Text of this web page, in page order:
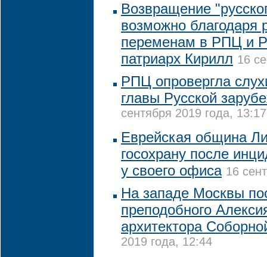
Возвращение
возможно благодаря
переменам в РПЦ и
патриарх Кирилл 16
РПЦ опровергла
главы Русской
сентября 2019 года, 13:17
Еврейская община
госохрану после
у своего офиса 16
На западе Москвы
преподобного
архитектора
2019 года, 12:44